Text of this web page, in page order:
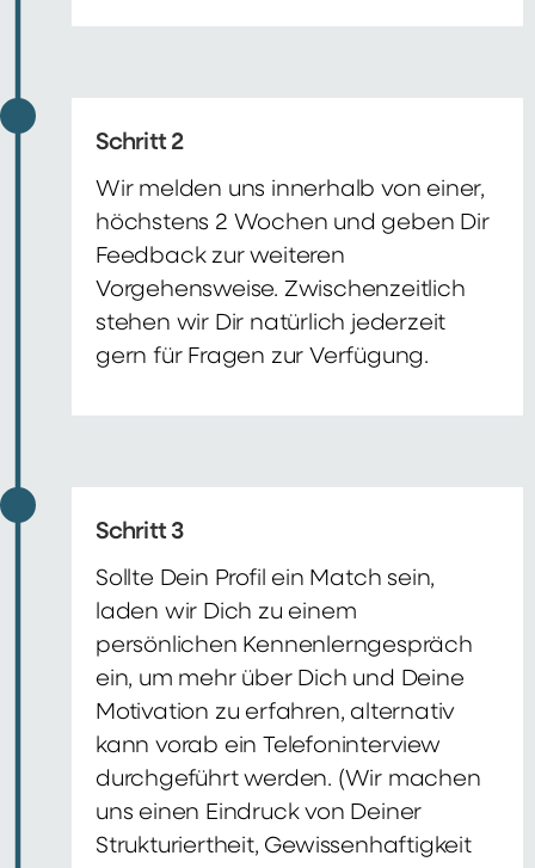
Schritt 2
Wir melden uns innerhalb von einer,
höchstens 2 Wochen und geben Dir
Feedback zur weiteren
Vorgehensweise. Zwischenzeitlich
stehen wir Dir natürlich jederzeit
gern für Fragen zur Verfügung.
Schritt 3
Sollte Dein Profil ein Match sein,
laden wir Dich zu einem
persönlichen Kennenlerngespräch
ein, um mehr über Dich und Deine
Motivation zu erfahren, alternativ
kann vorab ein Telefoninterview
durchgeführt werden. (Wir machen
uns einen Eindruck von Deiner
Strukturiertheit, Gewissenhaftigkeit